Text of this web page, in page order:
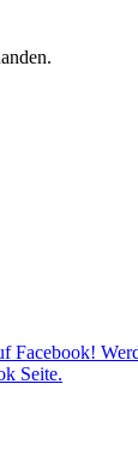
Facebook!
Seite.